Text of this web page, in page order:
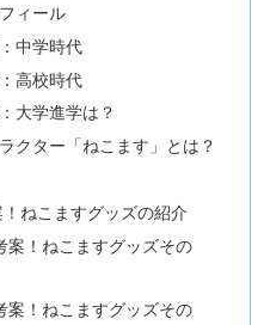
ィール
中学時代
高校時代
大学進学は？
クター「ねこます」とは？
ねこますグッズの紹介
案！ねこますグッズその
案！ねこますグッズその